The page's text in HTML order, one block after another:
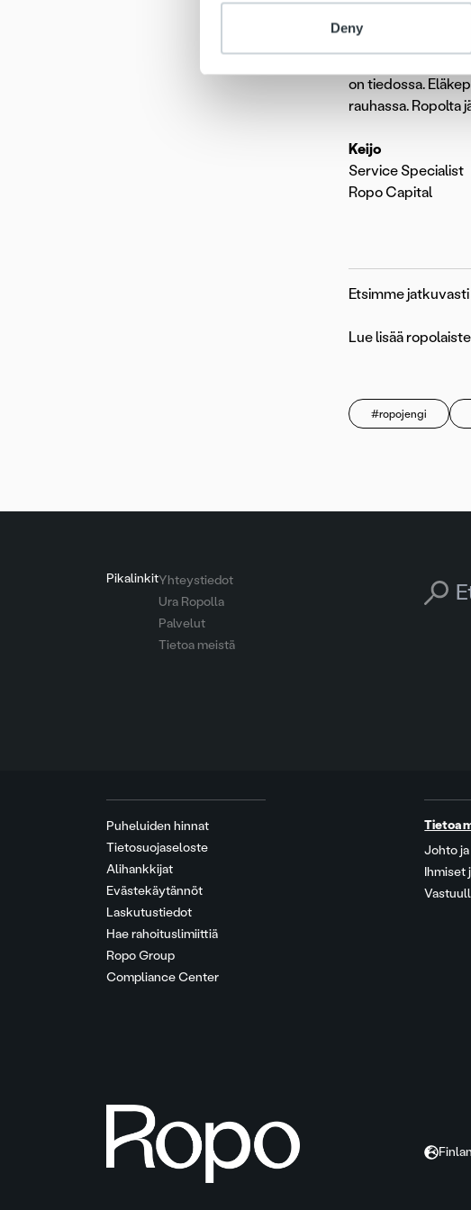
Denysanotut
Eläkkeellä aion
on tiedossa.
rauhassa. Ropolta
Keijo
Service Specialist
Ropo Capital
Etsimme
Lue lisää
#ropojengi
PikalinkitYhteystiedot
Ura Ropolla
Palvelut
Tietoa meistä
Search
Puheluiden hinnat
Tietosuojaseloste
Alihankkijat
Evästekäytännöt
Laskutustiedot
Hae rahoituslimiittiä
Ropo Group
Compliance Center
Tietoa
Johto
Ihmiset